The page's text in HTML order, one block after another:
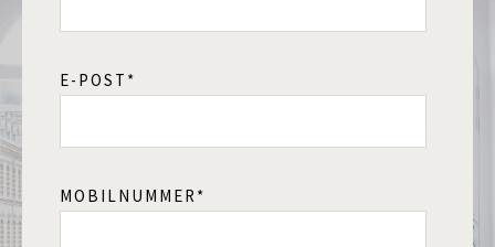
E-POST *
MOBILNUMMER*